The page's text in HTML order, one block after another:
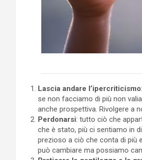
Lascia andare l’ipercriticismo
se non facciamo di più non
anche prospettiva. Rivolgere a
Perdonarsi: tutto ciò che
che è stato, più ci sentiamo in
prezioso a ciò che conta di più
può cambiare ma possiamo